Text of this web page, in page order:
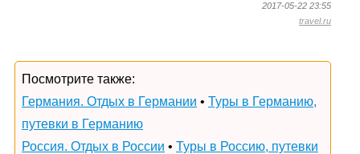
2017-05-22 23:55
travel.ru
Посмотрите также:
Германия. Отдых в Германии • Туры в Германию,
путевки в Германию
Россия. Отдых в России • Туры в Россию, путевки